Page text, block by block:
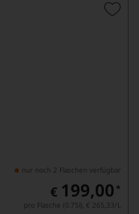
nur noch 2 Flaschen verfügbar
€ 199,00 *
pro Flasche (0.75l), € 265,33/L